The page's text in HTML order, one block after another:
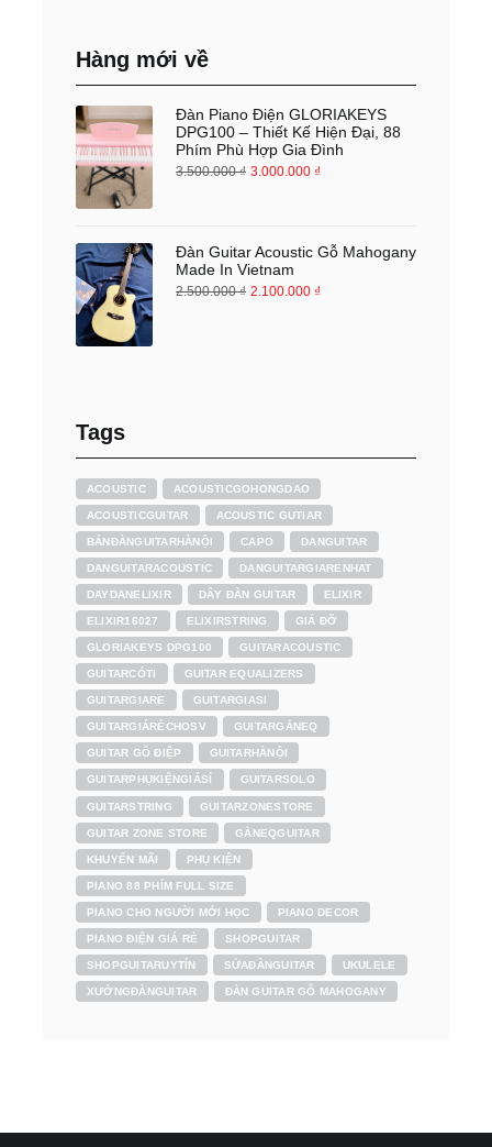
Hàng mới về
Đàn Piano Điện GLORIAKEYS
DPG100 – Thiết Kế Hiện Đại, 88
Phím Phù Hợp Gia Đình
3.500.000₫ 3.000.000 ₫
Đàn Guitar Acoustic Gỗ Mahogany
Made In Vietnam
2.500.000₫ 2.100.000 ₫
Tags
ACOUSTIC ACOUSTICGOHONGDAO
ACOUSTICGUITAR ACOUSTIC GUTIAR
BÁNĐÀNGUITARHÀNỘI CAPO DANGUITAR
DANGUITARACOUSTIC DANGUITARGIARENHAT
DAYDANELIXIR DÂY ĐÀN GUITAR ELIXIR
ELIXIR16027 ELIXIRSTRING GIÁ ĐỠ
GLORIAKEYS DPG100 GUITARACOUSTIC
GUITARCÓTI GUITAR EQUALIZERS
GUITARGIARE GUITARGIASI
GUITARGIÁRẺCHOSV GUITARGẮNEQ
GUITAR GỖ ĐIỆP GUITARHÀNỘI
GUITARPHỤKIỆNGIÁSỈ GUITARSOLO
GUITARSTRING GUITARZONESTORE
GUITAR ZONE STORE GẮNEQGUITAR
KHUYẾN MÃI PHỤ KIỆN
PIANO 88 PHÍM FULL SIZE
PIANO CHO NGƯỜI MỚI HỌC PIANO DECOR
PIANO ĐIỆN GIÁ RẺ SHOPGUITAR
SHOPGUITARUYTÍN SỬAĐÀNGUITAR UKULELE
XƯỞNGĐÀNGUITAR ĐÀN GUITAR GỖ MAHOGANY